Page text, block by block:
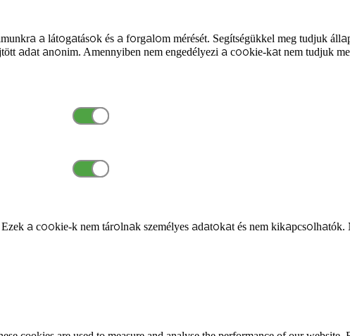
a látogatások és a forgalom mérését. Segítségükkel meg tudjuk
adat anonim. Amennyiben nem engedélyezi a cookie-kat nem tudjuk
a cookie-k nem tárolnak személyes adatokat és nem